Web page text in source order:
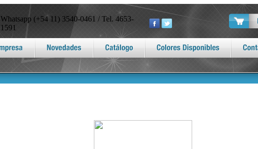
Whatsapp (+54 11) 3540-0461 / Tel. 4653-
1591